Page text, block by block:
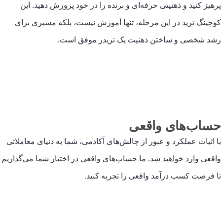
پرهیز کنید و ذهنیتی حرفه‌ای و برنده را در خود پرورش دهید. این
کوچینگ ترید در این مرحله، تنها آموزش نیست، بلکه مسیری برای
رشد شخصی و ساختن ذهنیت یک تریدر موفق است.
حساب‌های واقعی
با اثبات عملکرد و عبور از چالش‌های آکادمی، شما به دنیای معاملاتی
واقعی وارد خواهید شد. ما حساب‌های واقعی در اختیار شما می‌گذاریم
تا فرصت کسب درآمد واقعی را تجربه کنید.